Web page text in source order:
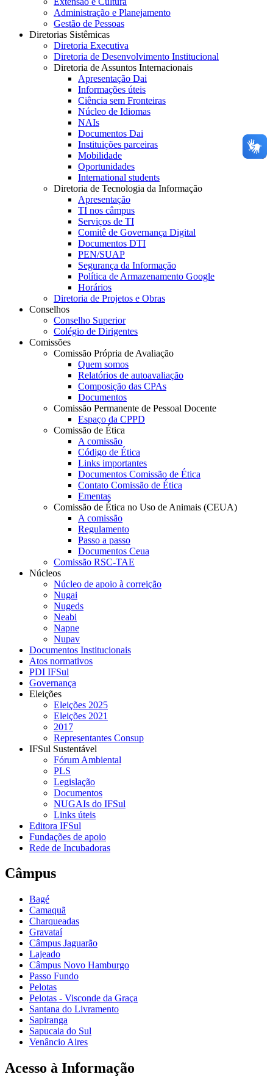
Administração e Planejamento
Gestão de Pessoas
Diretorias Sistêmicas
Diretoria Executiva
Diretoria de Desenvolvimento Institucional
Diretoria de Assuntos Internacionais
Apresentação Dai
Informações úteis
Ciência sem Fronteiras
Núcleo de Idiomas
NAIs
Documentos Dai
Instituições parceiras
Mobilidade
Oportunidades
International students
Diretoria de Tecnologia da Informação
Apresentação
TI nos câmpus
Serviços de TI
Comitê de Governança Digital
Documentos DTI
PEN/SUAP
Segurança da Informação
Política de Armazenamento Google
Horários
Diretoria de Projetos e Obras
Conselhos
Conselho Superior
Colégio de Dirigentes
Comissões
Comissão Própria de Avaliação
Quem somos
Relatórios de autoavaliação
Composição das CPAs
Documentos
Comissão Permanente de Pessoal Docente
Espaço da CPPD
Comissão de Ética
A comissão
Código de Ética
Links importantes
Documentos Comissão de Ética
Contato Comissão de Ética
Ementas
Comissão de Ética no Uso de Animais (CEUA)
A comissão
Regulamento
Passo a passo
Documentos Ceua
Comissão RSC-TAE
Núcleos
Núcleo de apoio à correição
Nugai
Nugeds
Neabi
Napne
Nupav
Documentos Institucionais
Atos normativos
PDI IFSul
Governança
Eleições
Eleições 2025
Eleições 2021
2017
Representantes Consup
IFSul Sustentável
Fórum Ambiental
PLS
Legislação
Documentos
NUGAIs do IFSul
Links úteis
Editora IFSul
Fundações de apoio
Rede de Incubadoras
Câmpus
Bagé
Camaquã
Charqueadas
Gravataí
Câmpus Jaguarão
Lajeado
Câmpus Novo Hamburgo
Passo Fundo
Pelotas
Pelotas - Visconde da Graça
Santana do Livramento
Sapiranga
Sapucaia do Sul
Venâncio Aires
Acesso à Informação